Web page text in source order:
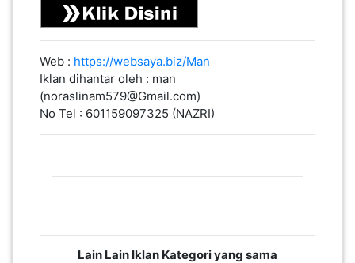
Web : https://websaya.biz/Man
Iklan dihantar oleh : man
(noraslinam579@Gmail.com)
No Tel : 601159097325 (NAZRI)
Lain Lain Iklan Kategori yang sama